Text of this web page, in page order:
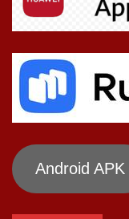
Android APK